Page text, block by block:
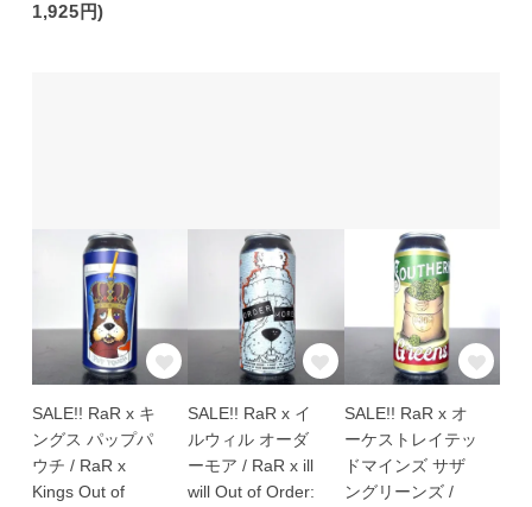
1,925円)
SALE!! RaR x キ
ングス パップパ
ウチ / RaR x
Kings Out of
SALE!! RaR x イ
ルウィル オーダ
ーモア / RaR x ill
will Out of Order:
SALE!! RaR x オ
ーケストレイテッ
ドマインズ サザ
ングリーンズ /